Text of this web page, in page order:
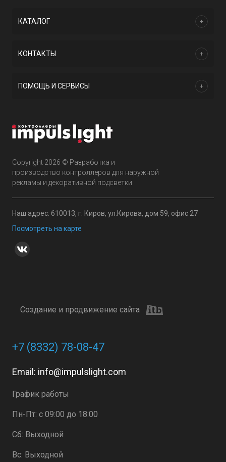
Copyright 2026 © Разработка и
производство контроллеров для наружной
рекламы и декоративной подсветки
Наш адрес: 610013, г. Киров, ул.Кирова, дом 59, офис 27
Посмотреть на карте
Создание и продвижение сайта
КАТАЛОГ
КОНТАКТЫ
ПОМОЩЬ И СЕРВИСЫ
+7 (8332) 78-08-47
Email: info@impulslight.com
График работы
Пн-Пт: с 09:00 до 18:00
Сб: Выходной
Вс: Выходной